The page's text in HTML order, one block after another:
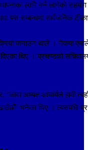
लागि गर्न लागेको
यस सम्बन्धमा सार्वजनिक
जनाउन थाले । नेकपा
थिए । प्रचण्डको
‘कावा अध्यक्ष आचार्यले हामी
भनेका थिए । त्यसपछि